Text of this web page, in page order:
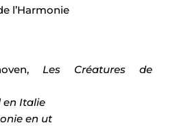
l’Harmonie
Les Créatures de
en Italie
en ut